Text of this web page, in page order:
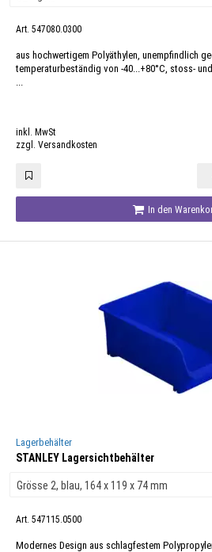
Art. 547080.0300
aus hochwertigem Polyäthylen, unempfindlich
temperaturbeständig von -40...+80°C, stoss-
...
inkl. MwSt
zzgl. Versandkosten
In den
Lagerbehälter
STANLEY Lagersichtbehälter
Art. 547115.0500
Modernes Design aus schlagfestem